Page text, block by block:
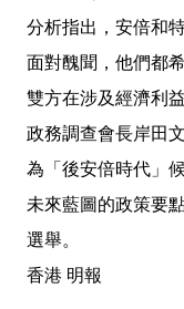
分析指出，安倍和
面對醜聞，他們都
雙方在涉及經濟利
政務調查會長岸田
為「後安倍時代」
未來藍圖的政策要
選舉。
香港 明報